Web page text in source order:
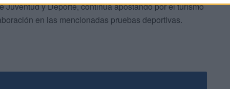
y Deporte, continúa apostando por el turismo
en las mencionadas pruebas deportivas.